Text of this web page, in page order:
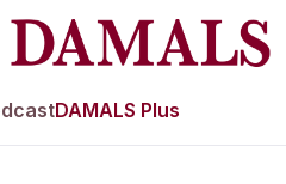
DAMALS Plus